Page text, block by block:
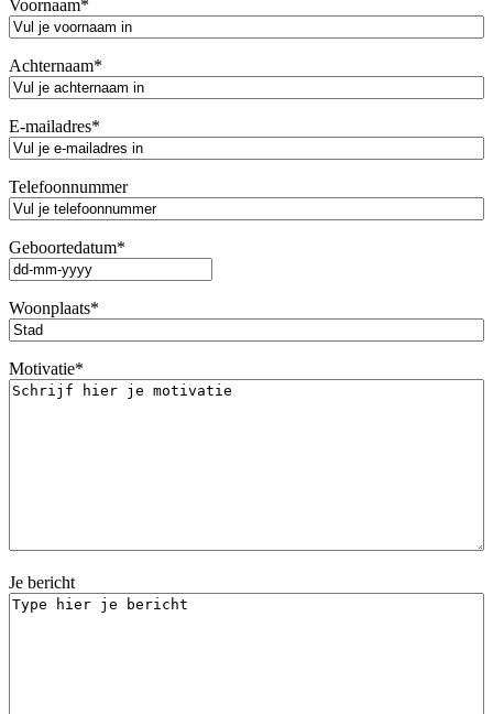
Voornaam*
Achternaam*
E-mailadres*
Telefoonnummer
Geboortedatum*
DD
MM
dash
Woonplaats*
Motivatie*
Je bericht